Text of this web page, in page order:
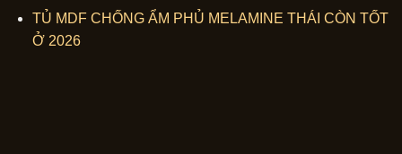
TỦ MDF CHỐNG ẨM PHỦ MELAMINE THÁI CÒN TỐT
Ở 2026